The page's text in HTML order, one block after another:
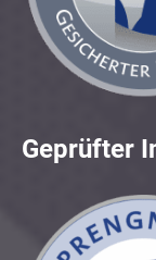
Geprüfter